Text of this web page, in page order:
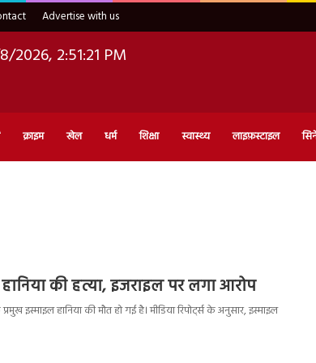
Advertise with us
2026, 2:51:22 PM
क्राइम खेल धर्म शिक्षा स्वास्थ्य लाइफ़स्टाइल
की हत्या, इजराइल पर लगा आरोप
इस्माइल हानिया की मौत हो गई है। मीडिया रिपोर्ट्स के अनुसार, इस्माइल